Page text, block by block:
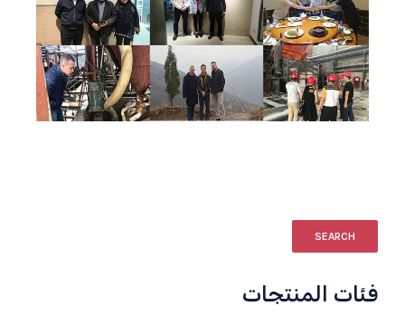
SEARCH
فئات المنتجات